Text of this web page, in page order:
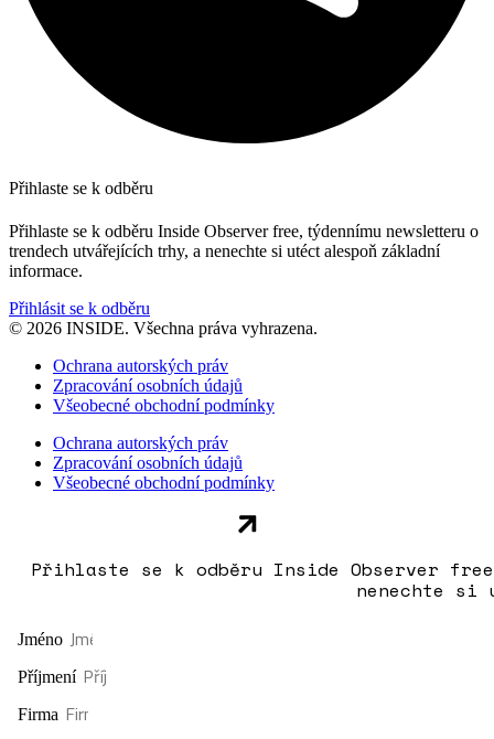
Přihlaste se k odběru
Přihlaste se k odběru Inside Observer free, týdennímu newsletteru o
trendech utvářejících trhy, a nenechte si utéct alespoň základní
informace.
Přihlásit se k odběru
© 2026 INSIDE. Všechna práva vyhrazena.
Ochrana autorských práv
Zpracování osobních údajů
Všeobecné obchodní podmínky
Ochrana autorských práv
Zpracování osobních údajů
Všeobecné obchodní podmínky
Přihlaste se k odběru Inside Observer
nenechte si
Jméno
Příjmení
Firma